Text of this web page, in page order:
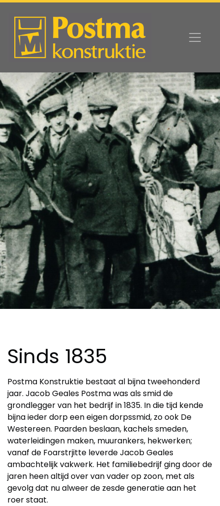
Sinds 1835
Postma Konstruktie bestaat al bijna tweehonderd
jaar. Jacob Geales Postma was als smid de
grondlegger van het bedrijf in 1835. In die tijd kende
bijna ieder dorp een eigen dorpssmid, zo ook De
Westereen. Paarden beslaan, kachels smeden,
waterleidingen maken, muurankers, hekwerken;
vanaf de Foarstrjitte leverde Jacob Geales
ambachtelijk vakwerk. Het familiebedrijf ging door de
jaren heen altijd over van vader op zoon, met als
gevolg dat nu alweer de zesde generatie aan het
roer staat.